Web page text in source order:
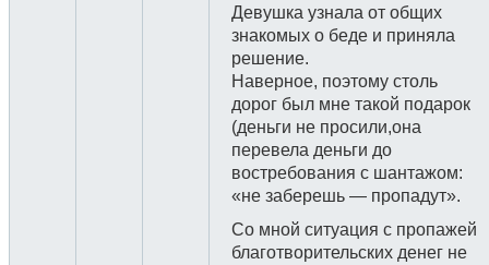
Девушка узнала от общих
знакомых о беде и приняла
решение.
Наверное, поэтому столь
дорог был мне такой подарок
(деньги не просили,она
перевела деньги до
востребования с шантажом:
«не заберешь — пропадут».
Со мной ситуация с пропажей
благотворительских денег не